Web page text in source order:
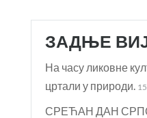
ЗАДЊЕ
На часу ликовне
цртали у природи.
СРЕЋАН ДАН